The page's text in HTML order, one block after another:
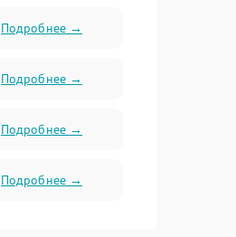
Подробнее →
Подробнее →
Подробнее →
Подробнее →